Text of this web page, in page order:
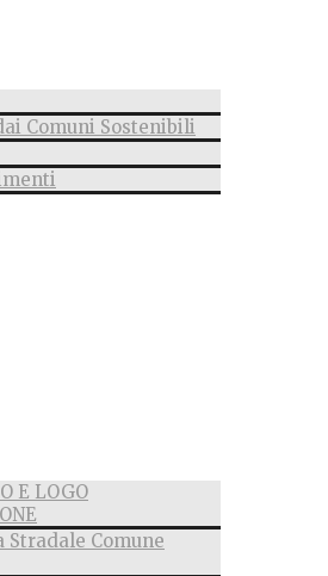
Comuni Sostenibili
E LOGO
Stradale Comune